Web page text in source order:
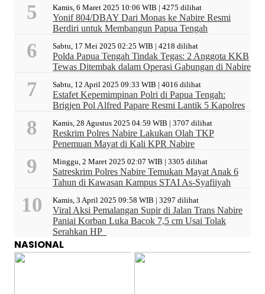
Kamis, 6 Maret 2025 10:06 WIB | 4275 dilihat
Yonif 804/DBAY Dari Monas ke Nabire Resmi
Berdiri untuk Membangun Papua Tengah
Sabtu, 17 Mei 2025 02:25 WIB | 4218 dilihat
Polda Papua Tengah Tindak Tegas: 2 Anggota KKB
Tewas Ditembak dalam Operasi Gabungan di Nabire
Sabtu, 12 April 2025 09:33 WIB | 4016 dilihat
Estafet Kepemimpinan Polri di Papua Tengah:
Brigjen Pol Alfred Papare Resmi Lantik 5 Kapolres
Kamis, 28 Agustus 2025 04:59 WIB | 3707 dilihat
Reskrim Polres Nabire Lakukan Olah TKP
Penemuan Mayat di Kali KPR Nabire
Minggu, 2 Maret 2025 02:07 WIB | 3305 dilihat
Satreskrim Polres Nabire Temukan Mayat Anak 6
Tahun di Kawasan Kampus STAI As-Syafiiyah
Kamis, 3 April 2025 09:58 WIB | 3297 dilihat
Viral Aksi Pemalangan Supir di Jalan Trans Nabire
Paniai Korban Luka Bacok 7,5 cm Usai Tolak
Serahkan HP
NASIONAL